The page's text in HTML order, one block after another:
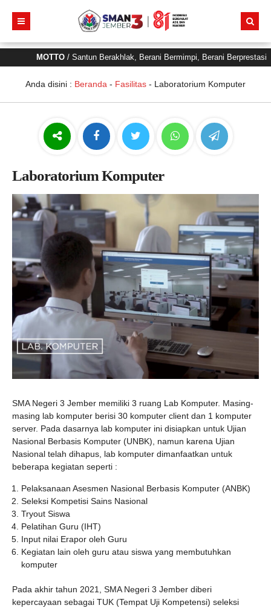
MOTTO/ Santun Berakhlak, Berani Bermimpi, Berani Berprestasi
Anda disini : Beranda - Fasilitas - Laboratorium Komputer
Laboratorium Komputer
SMA Negeri 3 Jember memiliki 3 ruang Lab Komputer. Masing-
masing lab komputer berisi 30 komputer client dan 1 komputer
server. Pada dasarnya lab komputer ini disiapkan untuk Ujian
Nasional Berbasis Komputer (UNBK), namun karena Ujian
Nasional telah dihapus, lab komputer dimanfaatkan untuk
beberapa kegiatan seperti :
Pelaksanaan Asesmen Nasional Berbasis Komputer (ANBK)
Seleksi Kompetisi Sains Nasional
Tryout Siswa
Pelatihan Guru (IHT)
Input nilai Erapor oleh Guru
Kegiatan lain oleh guru atau siswa yang membutuhkan
komputer
Pada akhir tahun 2021, SMA Negeri 3 Jember diberi
kepercayaan sebagai TUK (Tempat Uji Kompetensi) seleksi